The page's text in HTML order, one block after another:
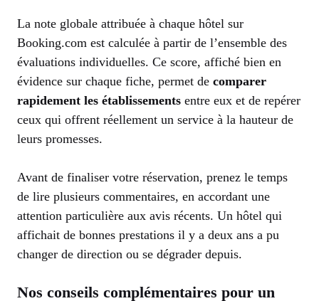
La note globale attribuée à chaque hôtel sur
Booking.com est calculée à partir de l’ensemble des
évaluations individuelles. Ce score, affiché bien en
évidence sur chaque fiche, permet de comparer
rapidement les établissements entre eux et de repérer
ceux qui offrent réellement un service à la hauteur de
leurs promesses.
Avant de finaliser votre réservation, prenez le temps
de lire plusieurs commentaires, en accordant une
attention particulière aux avis récents. Un hôtel qui
affichait de bonnes prestations il y a deux ans a pu
changer de direction ou se dégrader depuis.
Nos conseils complémentaires pour un